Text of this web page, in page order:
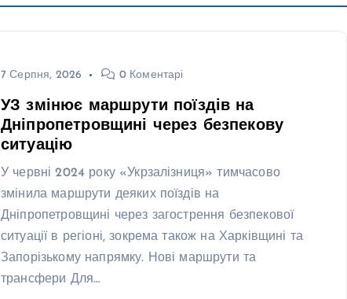
7 Серпня, 2026 0 Коментарі
УЗ змінює маршрути поїздів на
Дніпропетровщині через безпекову
ситуацію
У червні 2024 року «Укрзалізниця» тимчасово
змінила маршрути деяких поїздів на
Дніпропетровщині через загострення безпекової
ситуації в регіоні, зокрема також на Харківщині та
Запорізькому напрямку. Нові маршрути та
трансфери Для…